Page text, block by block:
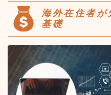
海外在住者が
基礎